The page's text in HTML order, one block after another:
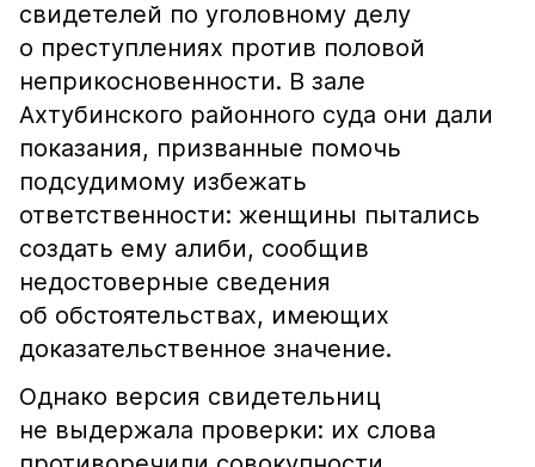
свидетелей по уголовному делу
о преступлениях против половой
неприкосновенности. В зале
Ахтубинского районного суда они дали
показания, призванные помочь
подсудимому избежать
ответственности: женщины пытались
создать ему алиби, сообщив
недостоверные сведения
об обстоятельствах, имеющих
доказательственное значение.
Однако версия свидетельниц
не выдержала проверки: их слова